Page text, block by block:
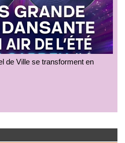
de Ville se transforment en